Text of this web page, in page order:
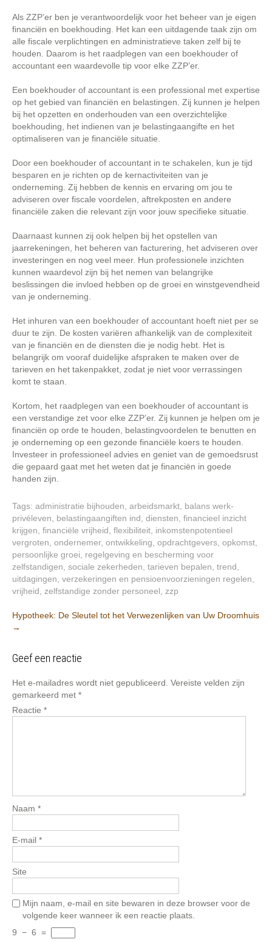
Als ZZP’er ben je verantwoordelijk voor het beheer van je eigen
financiën en boekhouding. Het kan een uitdagende taak zijn om
alle fiscale verplichtingen en administratieve taken zelf bij te
houden. Daarom is het raadplegen van een boekhouder of
accountant een waardevolle tip voor elke ZZP’er.
Een boekhouder of accountant is een professional met expertise
op het gebied van financiën en belastingen. Zij kunnen je helpen
bij het opzetten en onderhouden van een overzichtelijke
boekhouding, het indienen van je belastingaangifte en het
optimaliseren van je financiële situatie.
Door een boekhouder of accountant in te schakelen, kun je tijd
besparen en je richten op de kernactiviteiten van je
onderneming. Zij hebben de kennis en ervaring om jou te
adviseren over fiscale voordelen, aftrekposten en andere
financiële zaken die relevant zijn voor jouw specifieke situatie.
Daarnaast kunnen zij ook helpen bij het opstellen van
jaarrekeningen, het beheren van facturering, het adviseren over
investeringen en nog veel meer. Hun professionele inzichten
kunnen waardevol zijn bij het nemen van belangrijke
beslissingen die invloed hebben op de groei en winstgevendheid
van je onderneming.
Het inhuren van een boekhouder of accountant hoeft niet per se
duur te zijn. De kosten variëren afhankelijk van de complexiteit
van je financiën en de diensten die je nodig hebt. Het is
belangrijk om vooraf duidelijke afspraken te maken over de
tarieven en het takenpakket, zodat je niet voor verrassingen
komt te staan.
Kortom, het raadplegen van een boekhouder of accountant is
een verstandige zet voor elke ZZP’er. Zij kunnen je helpen om je
financiën op orde te houden, belastingvoordelen te benutten en
je onderneming op een gezonde financiële koers te houden.
Investeer in professioneel advies en geniet van de gemoedsrust
die gepaard gaat met het weten dat je financiën in goede
handen zijn.
Tags: administratie bijhouden arbeidsmarkt balans werk-
privéleven
belastingaangiften ind diensten financieel inzicht
krijgen financiële vrijheid flexibiliteit inkomstenpotentieel
vergroten ondernemer, ontwikkeling opdrachtgevers opkomst
persoonlijke groei
regelgeving en bescherming voor
zelfstandigen sociale zekerheden tarieven bepalen trend
uitdagingen verzekeringen en pensioenvoorzieningen regelen
vrijheid
zelfstandige zonder personeel zzp
Berichtnavigatie
Hypotheek: De Sleutel tot het Verwezenlijken van Uw Droomhuis
→
Geef een reactie
Het e-mailadres wordt niet gepubliceerd. Vereiste velden zijn
gemarkeerd met *
Reactie *
Naam *
E-mail *
Site
Mijn naam, e-mail en site bewaren in deze browser voor de
volgende keer wanneer ik een reactie plaats.
9 − 6 =